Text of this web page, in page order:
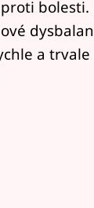
bolesti.
a